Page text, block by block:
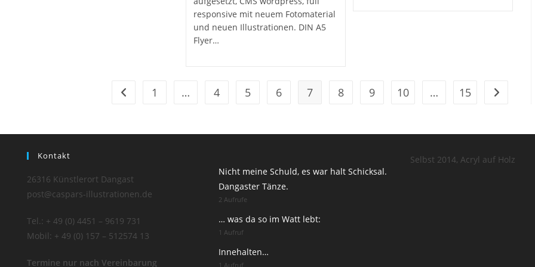
responsive mit neuem Fotomaterial
und neuen Illustrationen. DIN A5
Flyer…
Zur vorherigen Seite
1 … 4 5 6 7 8 9 10 … 15 Zur
Kontakt
26316 Künstlerort Dangast
post@caspars-illustrationen.de
Tel.: + 49 (0) 4451 – 9619 731
Mobil: + 49 (0) 157 – 512574 13
Termine nur nach Vereinbarung
Nicht meine Schuld, es war halt Schicksal.
Dangaster Tänze.
2 Aufrufe
… was da so im Watt lebt:
1 Aufruf
Innehalten…
1 Aufruf
Selbst 2014, Acryl auf Holz